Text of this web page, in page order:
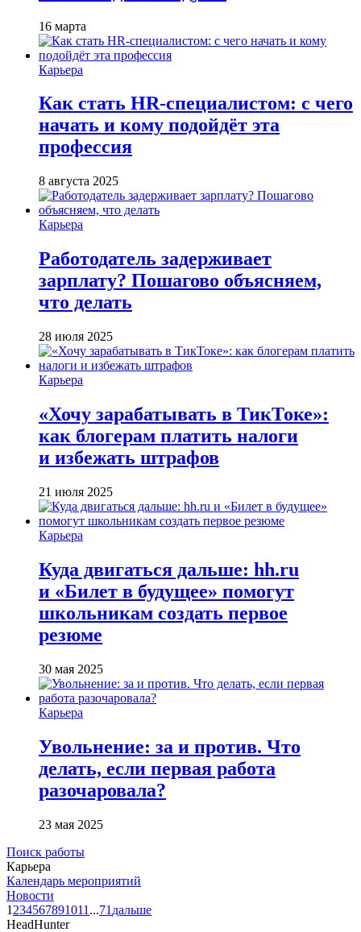
16 марта
Карьера
Как стать HR-специалистом: с чего
начать и кому подойдёт эта
профессия
8 августа 2025
Карьера
Работодатель задерживает
зарплату? Пошагово объясняем,
что делать
28 июля 2025
Карьера
«Хочу зарабатывать в ТикТоке»:
как блогерам платить налоги
и избежать штрафов
21 июля 2025
Карьера
Куда двигаться дальше: hh.ru
и «Билет в будущее» помогут
школьникам создать первое
резюме
30 мая 2025
Карьера
Увольнение: за и против. Что
делать, если первая работа
разочаровала?
23 мая 2025
Поиск работы
Карьера
Календарь мероприятий
Новости
1 234567891011 ...71 дальше
HeadHunter